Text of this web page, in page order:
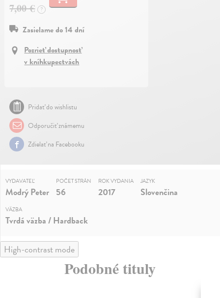
7,00 € ?
Zasielame do 14 dní
Pozrieť dostupnosť
v kníhkupectvách
Pridať do wishlistu
Odporučiť známemu
Zdielať na Facebooku
VYDAVATEĽ
Modrý Peter
POČET STRÁN
56
ROK VYDANIA
2017
JAZYK
Slovenčina
VÄZBA
Tvrdá väzba / Hardback
High-contrast mode
Podobné tituly